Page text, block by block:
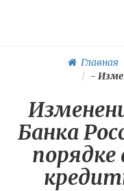
Главная
-
Банка